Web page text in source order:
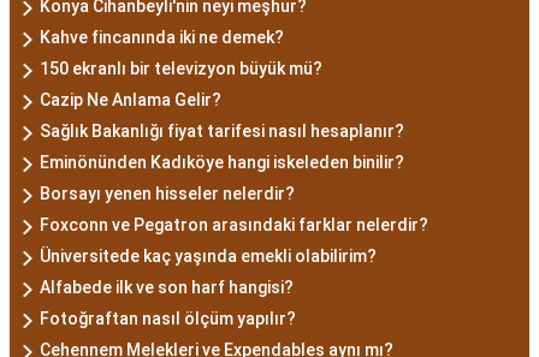
Konya Cihanbeyli'nin neyi meşhur?
Kahve fincanında iki ne demek?
150 ekranlı bir televizyon büyük mü?
Cazip Ne Anlama Gelir?
Sağlık Bakanlığı fiyat tarifesi nasıl hesaplanır?
Eminönünden Kadıköye hangi iskeleden binilir?
Borsayı yenen hisseler nelerdir?
Foxconn ve Pegatron arasındaki farklar nelerdir?
Üniversitede kaç yaşında emekli olabilirim?
Alfabede ilk ve son harf hangisi?
Fotoğraftan nasıl ölçüm yapılır?
Cehennem Melekleri ve Expendables aynı mı?